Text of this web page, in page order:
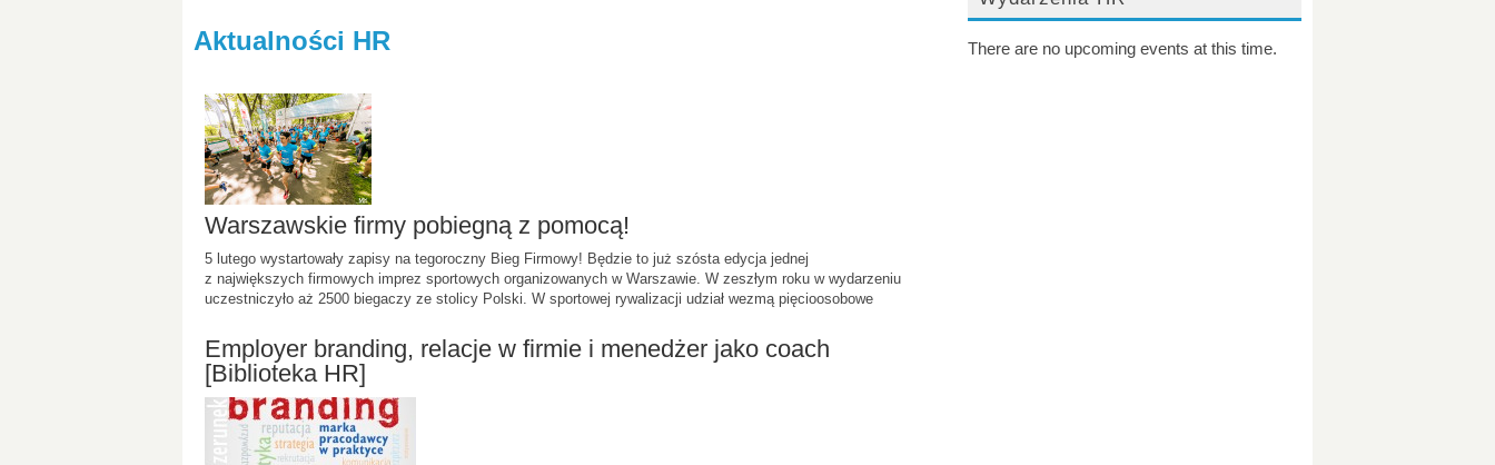
Aktualności HR
Warszawskie firmy pobiegną z pomocą!
5 lutego wystartowały zapisy na tegoroczny Bieg Firmowy! Będzie to już szósta edycja jednej
z największych firmowych imprez sportowych organizowanych w Warszawie. W zeszłym roku w wydarzeniu
uczestniczyło aż 2500 biegaczy ze stolicy Polski. W sportowej rywalizacji udział wezmą pięcioosobowe
Employer branding, relacje w firmie i menedżer jako coach
[Biblioteka HR]
There are no upcoming events at this time.